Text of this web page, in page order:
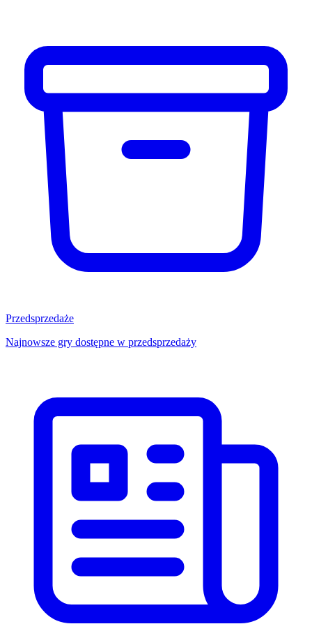
Przedsprzedaże
Najnowsze gry dostępne w przedsprzedaży